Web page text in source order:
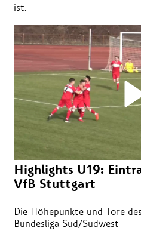
ist.
Highlights U19:
VfB Stuttgart
Die Höhepunkte und Tore
Bundesliga Süd/Südwest